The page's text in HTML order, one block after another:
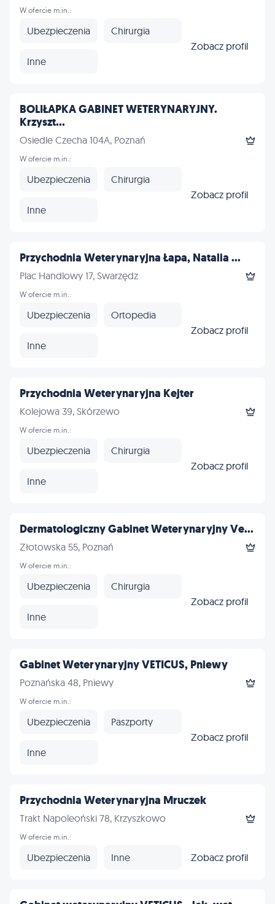
W ofercie m.in.:
Ubezpieczenia Chirurgia
Inne
Zobacz profil
BOLIŁAPKA GABINET WETERYNARYJNY.
Krzyszt...
Osiedle Czecha 104A, Poznań
W ofercie m.in.:
Ubezpieczenia Chirurgia
Inne
Zobacz profil
Przychodnia Weterynaryjna Łapa, Natalia ...
Plac Handlowy 17, Swarzędz
W ofercie m.in.:
Ubezpieczenia Ortopedia
Inne
Zobacz profil
Przychodnia Weterynaryjna Kejter
Kolejowa 39, Skórzewo
W ofercie m.in.:
Ubezpieczenia Chirurgia
Inne
Zobacz profil
Dermatologiczny Gabinet Weterynaryjny Ve...
Złotowska 55, Poznań
W ofercie m.in.:
Ubezpieczenia Chirurgia
Inne
Zobacz profil
Gabinet Weterynaryjny VETICUS, Pniewy
Poznańska 48, Pniewy
W ofercie m.in.:
Ubezpieczenia Paszporty
Inne
Zobacz profil
Przychodnia Weterynaryjna Mruczek
Trakt Napoleoński 78, Krzyszkowo
W ofercie m.in.:
Ubezpieczenia Inne Zobacz profil